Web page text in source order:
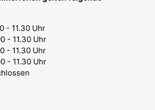
Uhr
- 11.30 Uhr
11.30 Uhr
- 11.30 Uhr